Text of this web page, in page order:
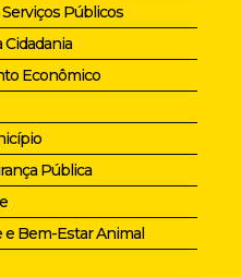
Públicos
Cidadania
Econômico
Pública
Bem-Estar Animal